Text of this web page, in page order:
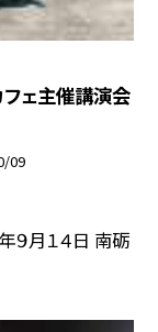
ェ主催講演会
09
９月１４日 南砺